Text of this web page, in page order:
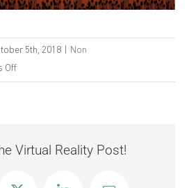
5th, 2018
Non
Offon
Virtual Reality Post!